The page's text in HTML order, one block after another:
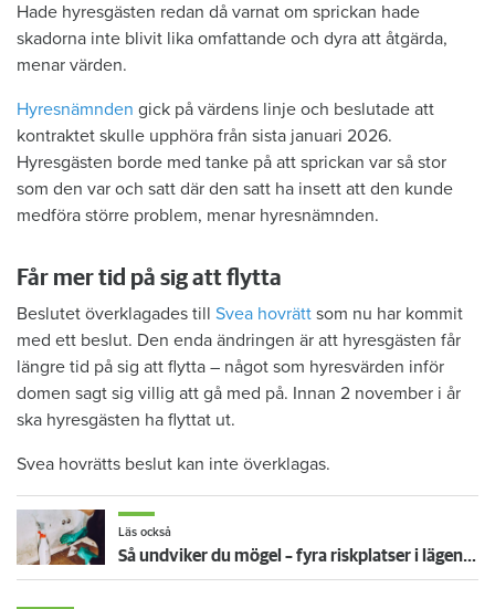
Hade hyresgästen redan då varnat om sprickan hade
skadorna inte blivit lika omfattande och dyra att åtgärda,
menar värden.
Hyresnämnden gick på värdens linje och beslutade att
kontraktet skulle upphöra från sista januari 2026.
Hyresgästen borde med tanke på att sprickan var så stor
som den var och satt där den satt ha insett att den kunde
medföra större problem, menar hyresnämnden.
Får mer tid på sig att flytta
Beslutet överklagades till Svea hovrätt som nu har kommit
med ett beslut. Den enda ändringen är att hyresgästen får
längre tid på sig att flytta – något som hyresvärden inför
domen sagt sig villig att gå med på. Innan 2 november i år
ska hyresgästen ha flyttat ut.
Svea hovrätts beslut kan inte överklagas.
Läs också
Så undviker du mögel – fyra riskplatser i lägenheten: ”Måste städa bort”